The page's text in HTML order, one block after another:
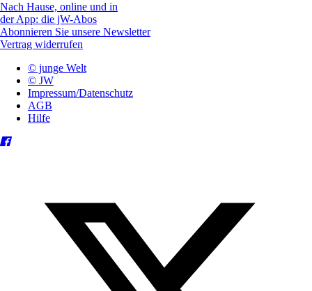
Nach Hause, online und in
der App: die jW-Abos
Abonnieren Sie unsere Newsletter
Vertrag widerrufen
© junge Welt
© JW
Impressum/Datenschutz
AGB
Hilfe